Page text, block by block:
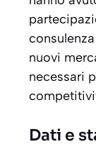
nuovi
necessari
Dati e